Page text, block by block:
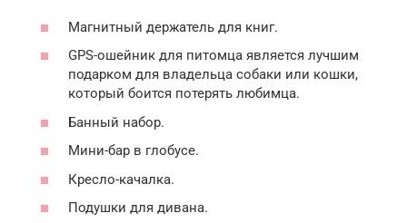
Магнитный держатель для книг.
GPS-ошейник для питомца является лучшим
подарком для владельца собаки или кошки,
который боится потерять любимца.
Банный набор.
Мини-бар в глобусе.
Кресло-качалка.
Подушки для дивана.